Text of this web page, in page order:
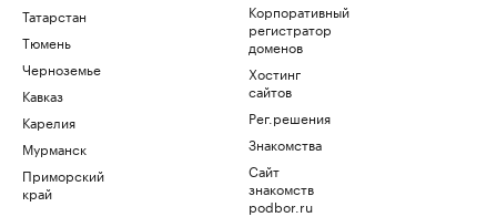
Татарстан
Тюмень
Черноземье
Кавказ
Карелия
Мурманск
Приморский
край
Корпоративный
регистратор
доменов
Хостинг
сайтов
Рег.решения
Знакомства
Сайт
знакомств
podbor.ru